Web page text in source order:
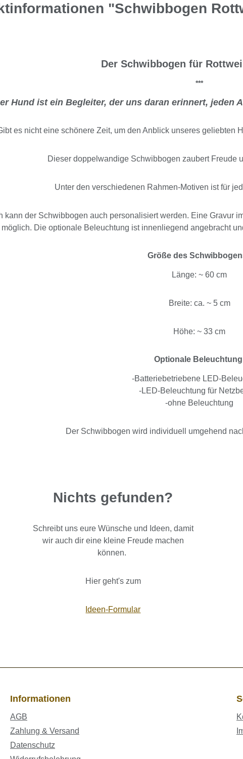
"Schwibbogen
Der Schwibbogen für
***
Hund ist ein Begleiter, der uns daran erinnert, jeden
es nicht eine schönere Zeit, um den Anblick unseres geliebten
Dieser doppelwandige Schwibbogen zaubert Freude
Unter den verschiedenen Rahmen-Motiven ist für
kann der Schwibbogen auch personalisiert werden. Eine Gravur
möglich. Die optionale Beleuchtung ist innenliegend angebracht
Größe des
Länge: ~ 60 cm
Breite: ca. ~ 5 cm
Höhe: ~ 33 cm
Optionale
-Batteriebetriebene LED-
-LED-Beleuchtung für
-ohne Beleuchtung
Der Schwibbogen wird individuell umgehend
Nichts gefunden?
Schreibt uns eure Wünsche und Ideen, damit
wir auch dir eine kleine Freude machen
können.
Hier geht's zum
Ideen-Formular
Informationen
AGB
Zahlung & Versand
Datenschutz